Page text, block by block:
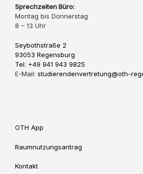
Sprechzeiten Büro:
Montag bis Donnerstag
8 – 13 Uhr
Seybothstraße 2
93053 Regensburg
Tel: +49 941 943 9825
E-Mail: studierendenvertretung@oth-
OTH App
Raumnutzungsantrag
Kontakt